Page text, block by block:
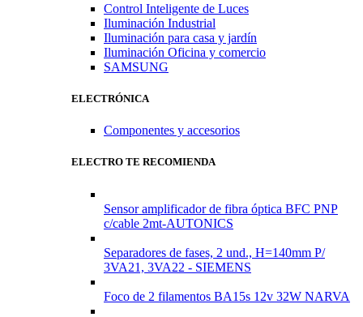
Control Inteligente de Luces
Iluminación Industrial
Iluminación para casa y jardín
Iluminación Oficina y comercio
SAMSUNG
ELECTRÓNICA
Componentes y accesorios
ELECTRO TE RECOMIENDA
Sensor amplificador de fibra óptica BFC PNP
c/cable 2mt-AUTONICS
Separadores de fases, 2 und., H=140mm P/
3VA21, 3VA22 - SIEMENS
Foco de 2 filamentos BA15s 12v 32W NARVA